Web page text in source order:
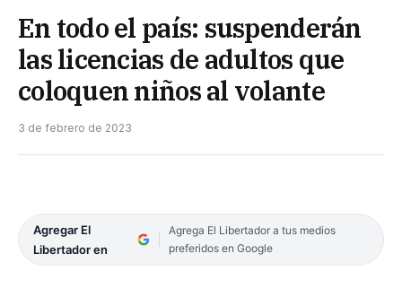
En todo el país: suspenderán
las licencias de adultos que
coloquen niños al volante
3 de febrero de 2023
Agregar El
Libertador en
Agrega El Libertador a tus medios
preferidos en Google